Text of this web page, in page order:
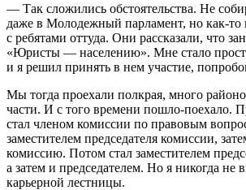
— Так сложились обстоятельства. Не
даже в Молодежный парламент, но как-то
с ребятами оттуда. Они рассказали, что
«Юристы — населению». Мне стало
и я решил принять в нем участие,
Мы тогда проехали полкрая, много
части. И с того времени пошло-поехало.
стал членом комиссии по правовым
заместителем председателя комиссии,
комиссию. Потом стал заместителем
а затем и председателем. Но я никогда не
карьерной лестницы.